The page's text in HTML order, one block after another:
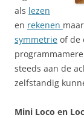
als lezen
en rekenen
symmetrie of de
steeds aan de
zelfstandig
Mini Loco en